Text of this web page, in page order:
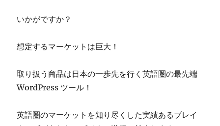
いかがですか？
想定するマーケットは巨大！
取り扱う商品は日本の一歩先を行く英語圏の最先端
WordPress ツール！
英語圏のマーケットを知り尽くした実績あるブレイ